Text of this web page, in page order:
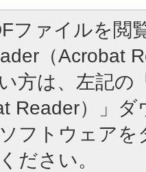
ファイルを閲
（Acrobat
方は、左記の
Reader）」
フトウェア
ださい。